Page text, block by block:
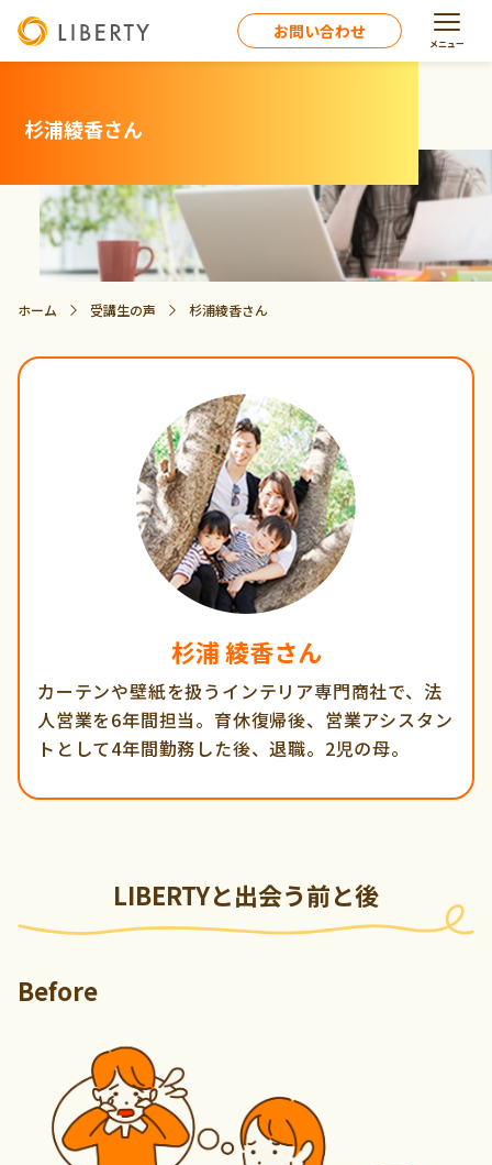
お問い合わせ
メニュー
杉浦綾香さん
ホーム 受講生の声 杉浦綾香さん
杉浦 綾香さん
カーテンや壁紙を扱うインテリア専門商社で、法
人営業を6年間担当。育休復帰後、営業アシスタン
トとして4年間勤務した後、退職。2児の母。
LIBERTYと出会う前と後
Before